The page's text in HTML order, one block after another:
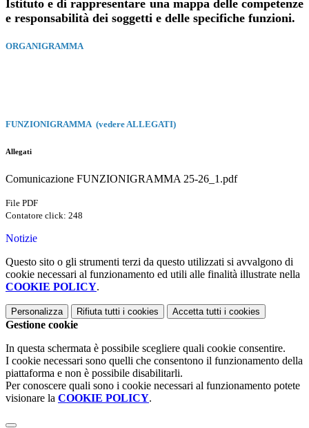
Istituto e di rappresentare una mappa delle competenze
e responsabilità dei soggetti e delle specifiche funzioni.
ORGANIGRAMMA
FUNZIONIGRAMMA (vedere ALLEGATI)
Allegati
Comunicazione FUNZIONIGRAMMA 25-26_1.pdf
File PDF
Contatore click: 248
Notizie
Questo sito o gli strumenti terzi da questo utilizzati si avvalgono di
cookie necessari al funzionamento ed utili alle finalità illustrate nella
COOKIE POLICY.
Personalizza Rifiuta tutti i cookies Accetta tutti i cookies
Gestione cookie
In questa schermata è possibile scegliere quali cookie consentire.
I cookie necessari sono quelli che consentono il funzionamento della
piattaforma e non è possibile disabilitarli.
Per conoscere quali sono i cookie necessari al funzionamento potete
visionare la COOKIE POLICY.